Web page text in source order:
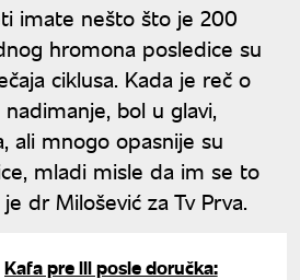
imate nešto što je 200
hromona posledice su
ciklusa. Kada je reč o
bol u glavi,
ali mnogo opasnije su
mladi misle da im se to
dr Milošević za Tv Prva.
Kafa pre ili posle doručka: